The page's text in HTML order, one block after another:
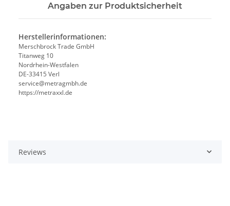
Angaben zur Produktsicherheit
Herstellerinformationen:
Merschbrock Trade GmbH
Titanweg 10
Nordrhein-Westfalen
DE-33415 Verl
service@metragmbh.de
https://metraxxl.de
Reviews